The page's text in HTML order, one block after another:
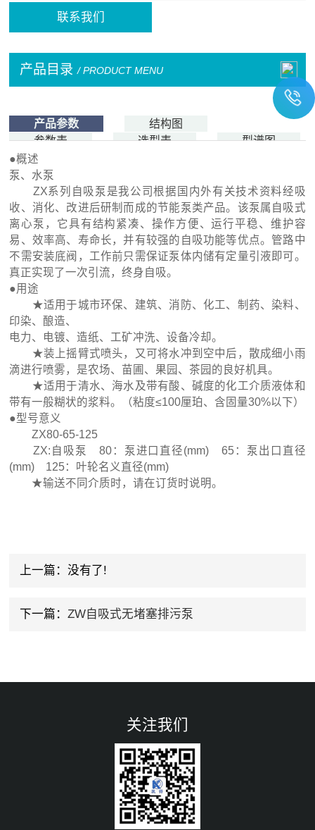
联系我们
产品目录 / PRODUCT MENU
产品参数
结构图
参数表
选型表
型谱图
●概述
泵、水泵
ZX系列自吸泵是我公司根据国内外有关技术资料经吸
收、消化、改进后研制而成的节能泵类产品。该泵属自吸式
离心泵，它具有结构紧凑、操作方便、运行平稳、维护容
易、效率高、寿命长，并有较强的自吸功能等优点。管路中
不需安装底阀，工作前只需保证泵体内储有定量引液即可。
真正实现了一次引流，终身自吸。
●用途
★适用于城市环保、建筑、消防、化工、制药、染料、
印染、酿造、
电力、电镀、造纸、工矿冲洗、设备冷却。
★装上摇臂式喷头，又可将水冲到空中后，散成细小雨
滴进行喷雾，是农场、苗圃、果园、茶园的良好机具。
★适用于清水、海水及带有酸、碱度的化工介质液体和
带有一般糊状的浆料。（粘度≤100厘珀、含固量30%以下）
●型号意义
ZX80-65-125
ZX:自吸泵 80：泵进口直径(mm) 65：泵出口直径
(mm) 125：叶轮名义直径(mm)
★输送不同介质时，请在订货时说明。
上一篇：没有了!
下一篇： ZW自吸式无堵塞排污泵
关注我们